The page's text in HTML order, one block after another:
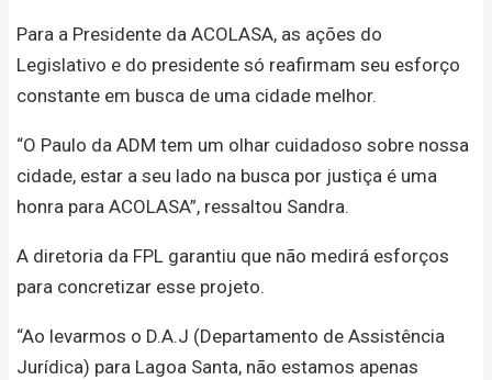
Para a Presidente da ACOLASA, as ações do
Legislativo e do presidente só reafirmam seu esforço
constante em busca de uma cidade melhor.
“O Paulo da ADM tem um olhar cuidadoso sobre nossa
cidade, estar a seu lado na busca por justiça é uma
honra para ACOLASA”, ressaltou Sandra.
A diretoria da FPL garantiu que não medirá esforços
para concretizar esse projeto.
“Ao levarmos o D.A.J (Departamento de Assistência
Jurídica) para Lagoa Santa, não estamos apenas